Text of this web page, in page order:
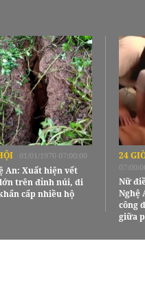
01/01/1970 07:00:00
An: Xuất hiện vết
trên đỉnh núi, di
cấp nhiều hộ
24
Nữ
Nghệ
công
giữa